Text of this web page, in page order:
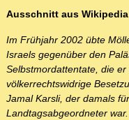
Ausschnitt aus Wikipedia
Im Frühjahr 2002 übte
Israels gegenüber den
Selbstmordattentate, die
völkerrechtswidrige
Jamal Karsli, der damals
Landtagsabgeordneter